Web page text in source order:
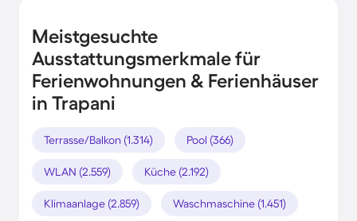
Meistgesuchte
Ausstattungsmerkmale für
Ferienwohnungen & Ferienhäuser
in Trapani
Terrasse/Balkon (1.314) Pool (366)
WLAN (2.559) Küche (2.192)
Klimaanlage (2.859) Waschmaschine (1.451)